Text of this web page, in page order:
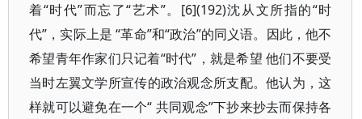
着“时代”而忘了“艺术”。[6](192)沈从文所指的“时
代”，实际上是 “革命”和“政治”的同义语。因此，他不
希望青年作家们只记着“时代”，就是希望 他们不要受
当时左翼文学所宣传的政治观念所支配。他认为，这
样就可以避免在一个“ 共同观念”下抄来抄去而保持各